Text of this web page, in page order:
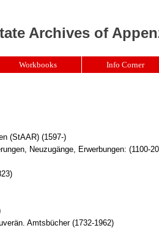
(StAAR) (1597-)
Neuzugänge, Erwerbungen: (1100-
Amtsbücher (1732-1962)
Archives of
Workbooks Info Corner